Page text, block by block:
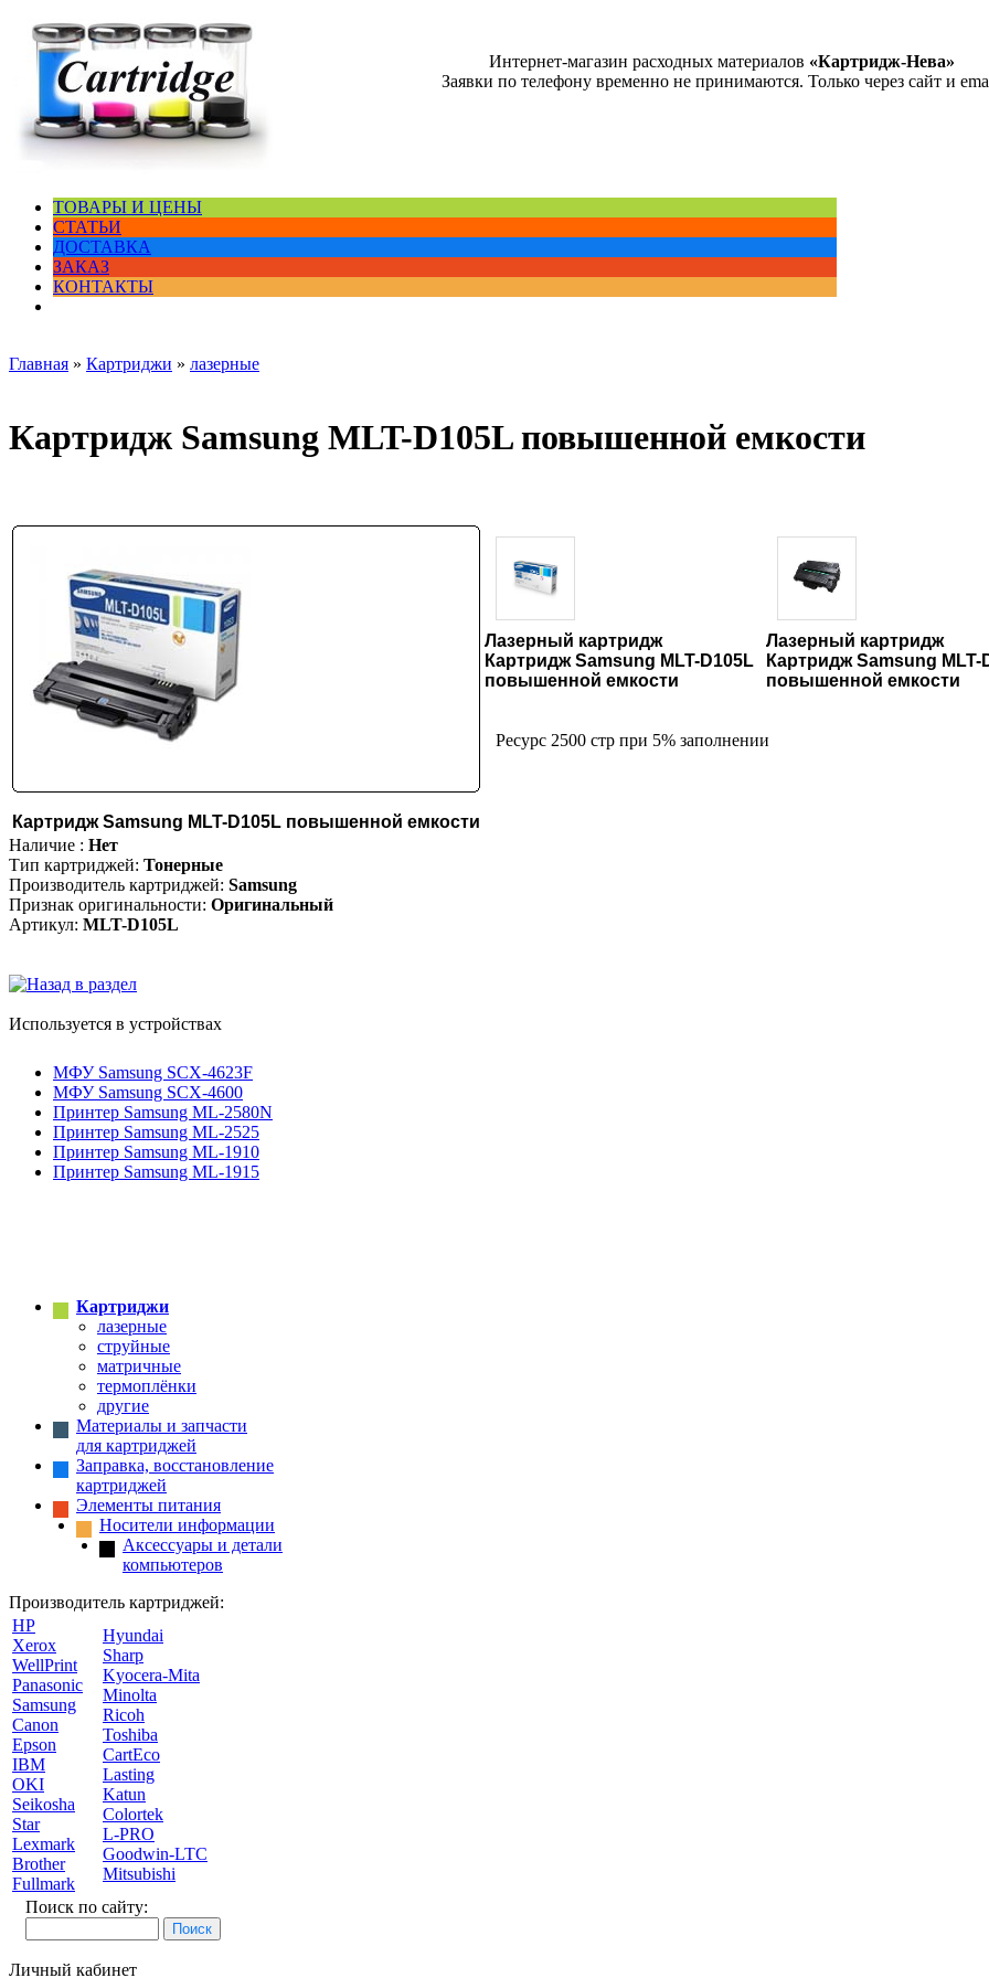
Интернет-магазин расходных материалов «Картридж-Нева»
Заявки по телефону временно не принимаются. Только через сайт и
ТОВАРЫ И ЦЕНЫ
СТАТЬИ
ДОСТАВКА
ЗАКАЗ
КОНТАКТЫ
Главная » Картриджи » лазерные
Картридж Samsung MLT-D105L повышенной емкости
Картридж Samsung MLT-D105L повышенной емкости
Лазерный картридж
Картридж Samsung MLT-D105L
повышенной емкости
Лазерный картридж
Картридж Samsung MLT-
повышенной емкости
Ресурс 2500 стр при 5% заполнении
Наличие : Нет
Тип картриджей: Тонерные
Производитель картриджей: Samsung
Признак оригинальности: Оригинальный
Артикул: MLT-D105L
Используется в устройствах
МФУ Samsung SCX-4623F
МФУ Samsung SCX-4600
Принтер Samsung ML-2580N
Принтер Samsung ML-2525
Принтер Samsung ML-1910
Принтер Samsung ML-1915
Картриджи
лазерные
струйные
матричные
термоплёнки
другие
Материалы и запчасти
для картриджей
Заправка, восстановление
картриджей
Элементы питания
Носители информации
Аксессуары и детали
компьютеров
Производитель картриджей:
HP
Xerox
WellPrint
Panasonic
Samsung
Canon
Epson
IBM
OKI
Seikosha
Star
Lexmark
Brother
Fullmark
Hyundai
Sharp
Kyocera-Mita
Minolta
Ricoh
Toshiba
CartEco
Lasting
Katun
Colortek
L-PRO
Goodwin-LTC
Mitsubishi
Поиск по сайту:
Личный кабинет